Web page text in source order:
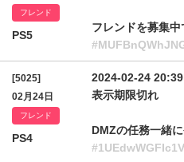
フレンド
PS5
フレンドを募集
[5025]
02月24日
フレンド
PS4
2024-02-24
表示期限切れ
DMZの任務一緒